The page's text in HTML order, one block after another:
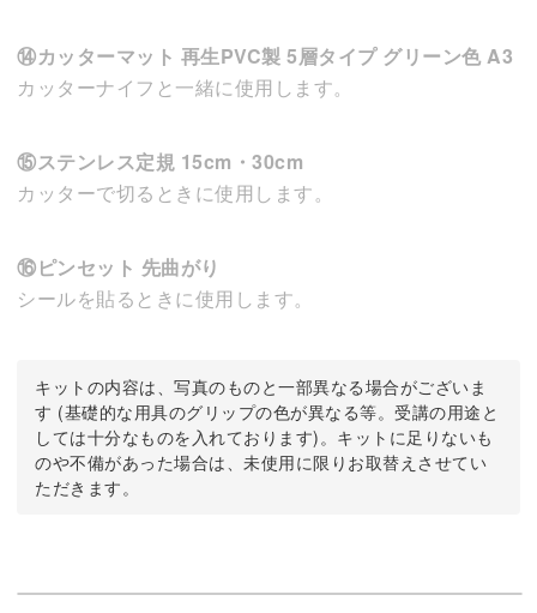
⑭カッターマット 再生PVC製 5層タイプ グリーン色 A3
カッターナイフと一緒に使用します。
⑮ステンレス定規 15cm・30cm
カッターで切るときに使用します。
⑯ピンセット 先曲がり
シールを貼るときに使用します。
キットの内容は、写真のものと一部異なる場合がございま
す (基礎的な用具のグリップの色が異なる等。受講の用途と
しては十分なものを入れております)。キットに足りないも
のや不備があった場合は、未使用に限りお取替えさせてい
ただきます。